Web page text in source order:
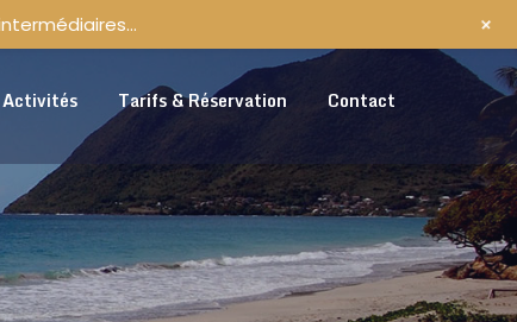
Activités Tarifs & Réservation Contact
+